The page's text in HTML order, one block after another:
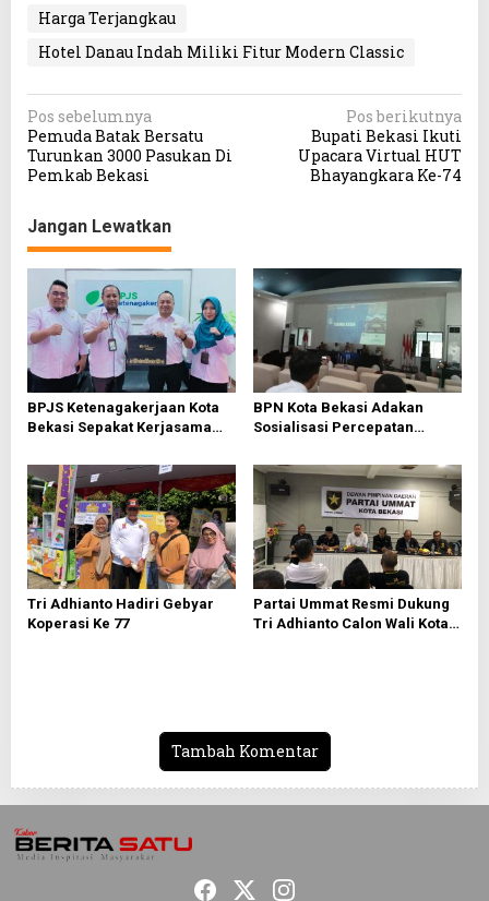
Harga Terjangkau
Hotel Danau Indah Miliki Fitur Modern Classic
N
a
v
g
a
s
i
p
o
s
Pos sebelumnya
Pemuda Batak Bersatu
Turunkan 3000 Pasukan Di
Pemkab Bekasi
Pos berikutnya
Bupati Bekasi Ikuti
Upacara Virtual HUT
Bhayangkara Ke-74
Jangan Lewatkan
BPJS Ketenagakerjaan Kota
Bekasi Sepakat Kerjasama
BPN Kota Bekasi Adakan
Sosialisasi Percepatan
Tri Adhianto Hadiri Gebyar
Koperasi Ke 77
Partai Ummat Resmi Dukung
Tri Adhianto Calon Wali Kota
Tambah Komentar